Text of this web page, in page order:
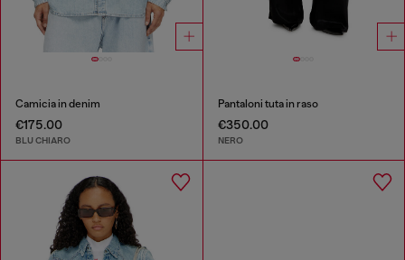
Camicia in denim
€175.00
BLU CHIARO
Pantaloni tuta in raso
€350.00
NERO